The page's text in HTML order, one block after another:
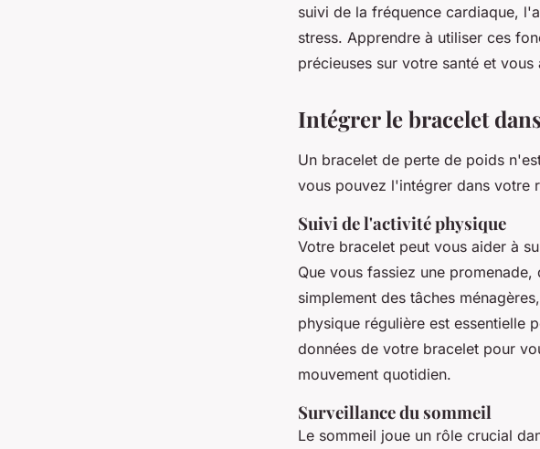
suivi de la fréquence cardiaque,
stress. Apprendre à utiliser ces
précieuses sur votre santé et
Intégrer le bracelet
Un bracelet de perte de poids
vous pouvez l'intégrer dans votre
Suivi de l'activité physique
Votre bracelet peut vous aider à
Que vous fassiez une
simplement des tâches
physique régulière est essentielle
données de votre bracelet pour
mouvement quotidien.
Surveillance du sommeil
Le sommeil joue un rôle crucial